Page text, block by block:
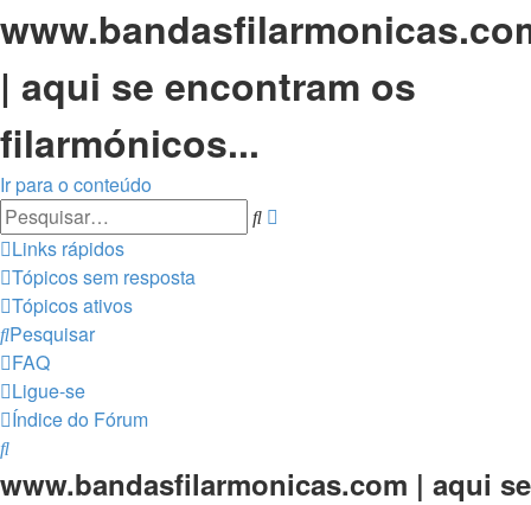
| aqui se encontram os
filarmónicos...
Ir para o conteúdo
Pesquisar
Links rápidos
Tópicos sem resposta
Tópicos ativos
Pesquisar
FAQ
Ligue-se
Índice do Fórum
Pesquisar
www.bandasfilarmonicas.com | aqui se